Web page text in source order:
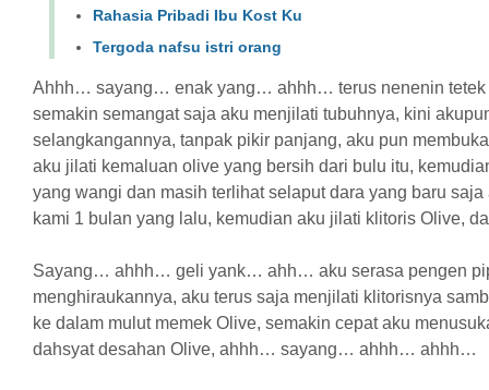
Rahasia Pribadi Ibu Kost Ku
Tergoda nafsu istri orang
Ahhh… sayang… enak yang… ahhh… terus nenenin
semakin semangat saja aku menjilati tubuhnya, kini
selangkangannya, tanpak pikir panjang, aku pun
aku jilati kemaluan olive yang bersih dari bulu itu,
yang wangi dan masih terlihat selaput dara yang baru
kami 1 bulan yang lalu, kemudian aku jilati klitoris Olive,
Sayang… ahhh… geli yank… ahh… aku serasa pengen
menghiraukannya, aku terus saja menjilati klitorisnya
ke dalam mulut memek Olive, semakin cepat aku
dahsyat desahan Olive, ahhh… sayang… ahhh… ahhh…